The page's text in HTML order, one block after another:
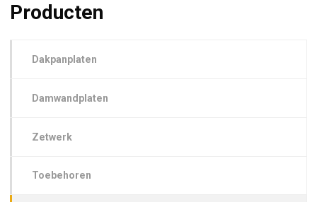
Producten
Dakpanplaten
Damwandplaten
Zetwerk
Toebehoren